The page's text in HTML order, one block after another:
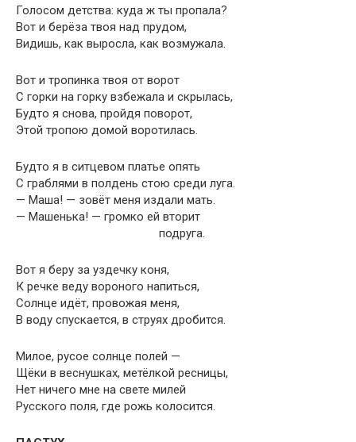
Голосом детства: куда ж ты пропала?
Вот и берёза твоя над прудом,
Видишь, как выросла, как возмужала.
Вот и тропинка твоя от ворот
С горки на горку взбежала и скрылась,
Будто я снова, пройдя поворот,
Этой тропою домой воротилась.
Будто я в ситцевом платье опять
С граблями в полдень стою среди луга.
— Маша! — зовёт меня издали мать.
— Машенька! — громко ей вторит
подруга.
Вот я беру за уздечку коня,
К речке веду вороного напиться,
Солнце идёт, провожая меня,
В воду спускается, в струях дробится.
Милое, русое солнце полей —
Щёки в веснушках, метёлкой ресницы,
Нет ничего мне на свете милей
Русского поля, где рожь колосится.